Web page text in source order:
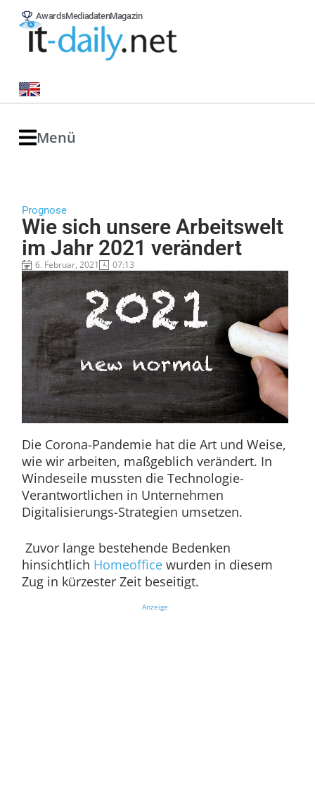
AwardsMediadatenMagazin
Menü
Prognose
Wie sich unsere Arbeitswelt
im Jahr 2021 verändert
6. Februar, 2021 07:13
Die Corona-Pandemie hat die Art und Weise,
wie wir arbeiten, maßgeblich verändert. In
Windeseile mussten die Technologie-
Verantwortlichen in Unternehmen
Digitalisierungs-Strategien umsetzen.
Zuvor lange bestehende Bedenken
hinsichtlich Homeofficewurden in diesem
Zug in kürzester Zeit beseitigt.
Anzeige